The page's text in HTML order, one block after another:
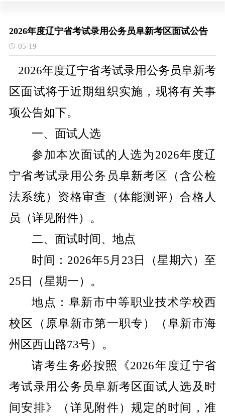
2026年度辽宁省考试录用公务员阜新考区面试公告
05-19
2026年度辽宁省考试录用公务员阜新考
区面试将于近期组织实施，现将有关事
项公告如下。
一、面试人选
参加本次面试的人选为 2026年度辽
宁省考试录用公务员阜新考区 （含公检
法系统） 资格审查（体能测评）合格人
员（详见附件）。
二、面试时间、地点
时间： 2026年5 月 23 日（星期六）至
25 日（星期一）。
地点： 阜新市中等职业技术学校西
校区
（原阜新市第一职专）
（阜新市海
州区西山路73号） 。
请考生务必按照《2026年度辽宁省
考试录用公务员阜新考区面试人选及时
间安排》（详见附件）规定的时间，准